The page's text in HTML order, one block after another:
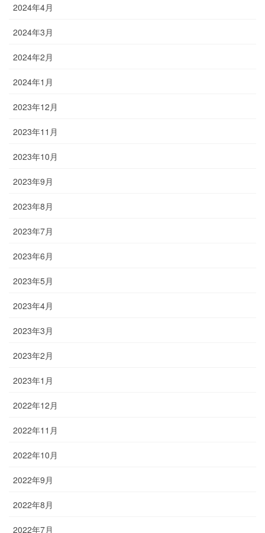
2024年4月
2024年3月
2024年2月
2024年1月
2023年12月
2023年11月
2023年10月
2023年9月
2023年8月
2023年7月
2023年6月
2023年5月
2023年4月
2023年3月
2023年2月
2023年1月
2022年12月
2022年11月
2022年10月
2022年9月
2022年8月
2022年7月